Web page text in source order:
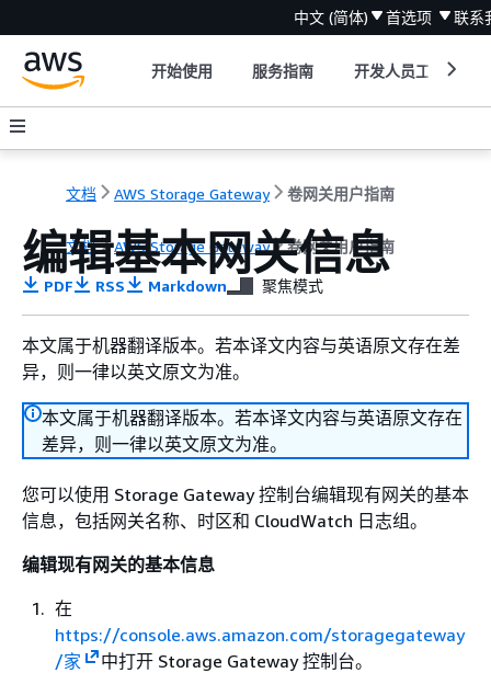
中文 (简体) 首选项 联系
开始使用 服务指南 开发人员工具
文档 AWS Storage Gateway 卷网关用户指南
文档 AWS Storage Gateway 卷网关用户指南
编辑基本网关信息
PDF RSS Markdown 聚焦模式
本文属于机器翻译版本。若本译文内容与英语原文存在差
异，则一律以英文原文为准。
本文属于机器翻译版本。若本译文内容与英语原文存在
差异，则一律以英文原文为准。
您可以使用 Storage Gateway 控制台编辑现有网关的基本
信息，包括网关名称、时区和 CloudWatch 日志组。
编辑现有网关的基本信息
在
https://console.aws.amazon.com/storagegateway
/家
中打开 Storage Gateway 控制台。